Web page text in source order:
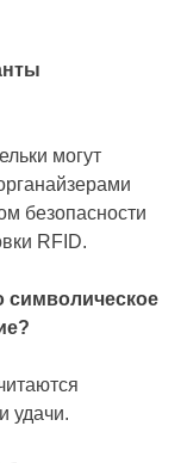
могут
безопасности
RFID.
символическое
удачи.